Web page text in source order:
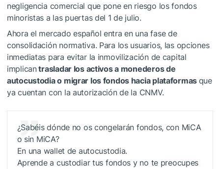
negligencia comercial que pone en riesgo los fondos
minoristas a las puertas del 1 de julio.
Ahora el mercado español entra en una fase de
consolidación normativa. Para los usuarios, las opciones
inmediatas para evitar la inmovilización de capital
implicantrasladar los activos a monederos de
autocustodia o migrar los fondos hacia plataformas que
ya cuentan con la autorización de la CNMV.
¿Sabéis dónde no os congelarán fondos, con MiCA
o sin MiCA?
En una wallet de autocustodia.
Aprende a custodiar tus fondos y no te preocupes